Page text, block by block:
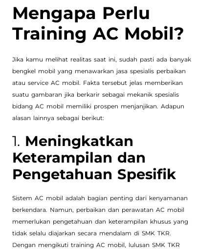
Mengapa Perlu
Training AC Mobil?
Jika kamu melihat realitas saat ini, sudah pasti ada banyak
bengkel mobil yang menawarkan jasa spesialis perbaikan
atau service AC mobil. Fakta tersebut jelas memberikan
suatu gambaran jika berkarir sebagai mekanik spesialis
bidang AC mobil memiliki prospen menjanjikan. Adapun
alasan lainnya sebagai berikut:
1. Meningkatkan
Keterampilan dan
Pengetahuan Spesifik
Sistem AC mobil adalah bagian penting dari kenyamanan
berkendara. Namun, perbaikan dan perawatan AC mobil
memerlukan pengetahuan dan keterampilan khusus yang
tidak selalu diajarkan secara mendalam di SMK TKR.
Dengan mengikuti training AC mobil, lulusan SMK TKR